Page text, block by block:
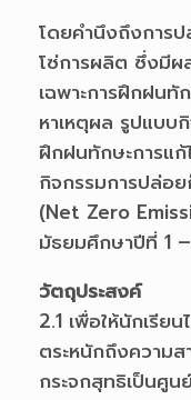
โดยคำนึงถึงการ
โซ่การผลิต ซึ่งมีผ
เฉพาะการฝึกฝนทั
หาเหตุผล รูปแบบ
ฝึกฝนทักษะการแ
กิจกรรมการปล่อ
(Net Zero
มัธยมศึกษาปีที่ 1
วัตถุประสงค์
2.1 เพื่อให้นักเรีย
ตระหนักถึงความ
กระจกสุทธิเป็นศู